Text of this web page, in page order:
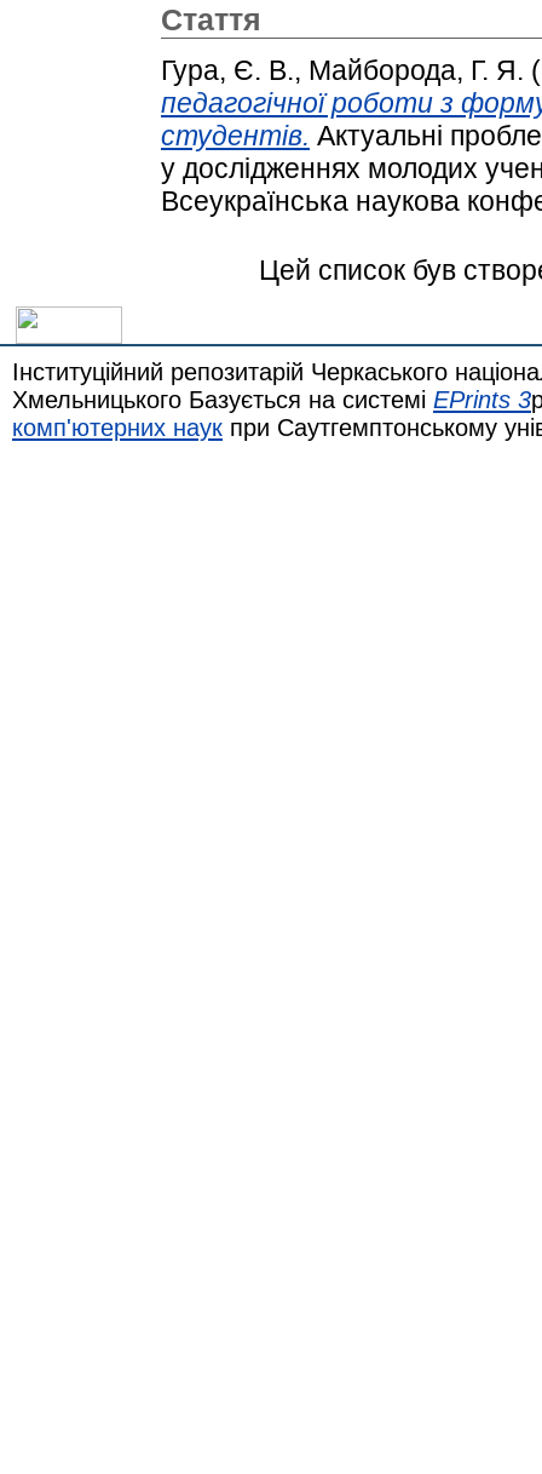
Стаття
Гура, Є. В., Майборода, Г. Я.
педагогічної роботи з
студентів. Актуальні
у дослідженнях молодих
Всеукраїнська наукова
Цей список був
Інституційний репозитарій Черкаського
Хмельницького Базується на системі EPrints 3
комп'ютерних наук при Саутгемптонському